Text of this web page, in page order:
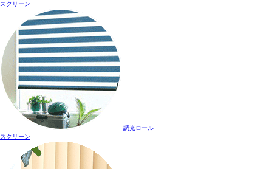
スクリーン
調光ロール
スクリーン